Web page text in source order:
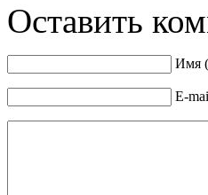
Оставить
Имя
E-